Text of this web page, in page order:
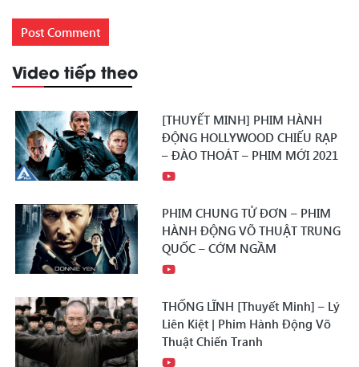
Video tiếp theo
[THUYẾT MINH] PHIM HÀNH
ĐỘNG HOLLYWOOD CHIẾU RẠP
– ĐÀO THOÁT – PHIM MỚI 2021
PHIM CHUNG TỬ ĐƠN – PHIM
HÀNH ĐỘNG VÕ THUẬT TRUNG
QUỐC – CỚM NGẦM
THỐNG LĨNH [Thuyết Minh] – Lý
Liên Kiệt | Phim Hành Động Võ
Thuật Chiến Tranh